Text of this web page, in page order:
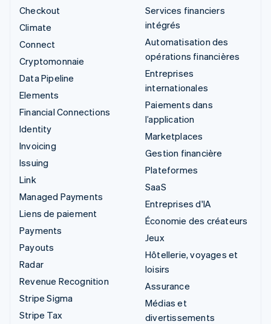
Checkout
Climate
Connect
Cryptomonnaie
Data Pipeline
Elements
Financial Connections
Identity
Invoicing
Issuing
Link
Managed Payments
Liens de paiement
Payments
Payouts
Radar
Revenue Recognition
Stripe Sigma
Stripe Tax
Services financiers
intégrés
Automatisation des
opérations financières
Entreprises
internationales
Paiements dans
l’application
Marketplaces
Gestion financière
Plateformes
SaaS
Entreprises d'IA
Économie des créateurs
Jeux
Hôtellerie, voyages et
loisirs
Assurance
Médias et
divertissements